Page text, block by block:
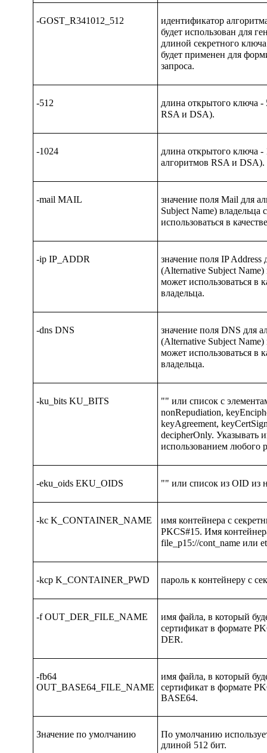
-GOST_R341012_512
идентификатор
будет использован для
длиной секретного
будет применен для
запроса.
-512
длина открытого ключа -
RSA и DSA).
-1024
длина открытого ключа -
алгоритмов RSA и DSA).
-mail MAIL значение поля Mailдля
Subject Name) владельца
использоваться в
-ip IP_ADDR значение поля IP Address
(Alternative Subject Name)
может использоваться в
владельца.
-dns DNS значение поля DNS для
(Alternative Subject Name)
может использоваться в
владельца.
-ku_bits KU_BITS
"" или список с
nonRepudiation,
keyAgreement,
decipherOnly. Указывать
использованием любого
-eku_oids EKU_OIDS "" или список из OID из
-kc K_CONTAINER_NAME
имя контейнера с
PKCS#15. Имя
file_p15://cont_name или
-kcp K_CONTAINER_PWD пароль к контейнеру с
-f OUT_DER_FILE_NAME
имя файла, в который
сертификат в формате
DER.
-fb64
OUT_BASE64_FILE_NAME
имя файла, в который
сертификат в формате
BASE64.
Значение по умолчанию
По умолчанию
длиной 512 бит.